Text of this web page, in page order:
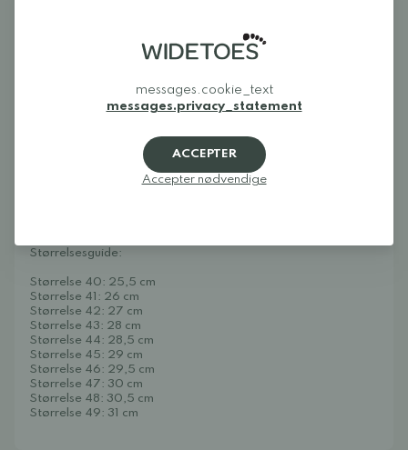
Sådan vælger du den rigtige størrelse: Mål din fod. Placer
skal vælge. Husk, at når du træner med skoene, bliver
fødderne varme og svulmer lidt op, så vælg gerne tættere på 1
cm ekstra plads, eller lidt mere. Se størrelsesguiden nedenfor
(vi har kontrolleret målingen af indersålen her på Widetoes).
Størrelsesguide:
Størrelse 40: 25,5 cm
Størrelse 41: 26 cm
Størrelse 42: 27 cm
Størrelse 43: 28 cm
Størrelse 44: 28,5 cm
Størrelse 45: 29 cm
Størrelse 46: 29,5 cm
Størrelse 47: 30 cm
Størrelse 48: 30,5 cm
Størrelse 49: 31 cm
messages.cookie_text
messages.privacy_statement
ACCEPTER
Accepter nødvendige